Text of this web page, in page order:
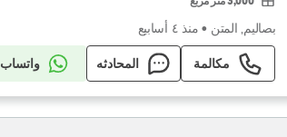
بصاليم, المتن • منذ ٤ أسابيع
مكالمة المحادثه واتساب